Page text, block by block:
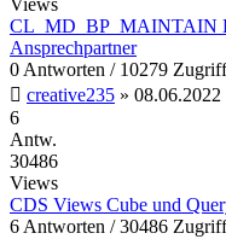
CL_MD_BP_MAINTAIN
Ansprechpartner
0 Antworten / 10279
creative235 » 08.06.2022
6
Antw.
30486
Views
CDS Views Cube und
6 Antworten / 30486